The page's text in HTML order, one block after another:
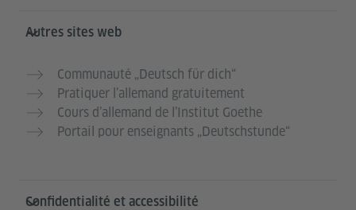
Autres sites web
Communauté „Deutsch für dich“
Pratiquer l’allemand gratuitement
Cours d’allemand de l’Institut Goethe
Portail pour enseignants „Deutschstunde“
Confidentialité et accessibilité